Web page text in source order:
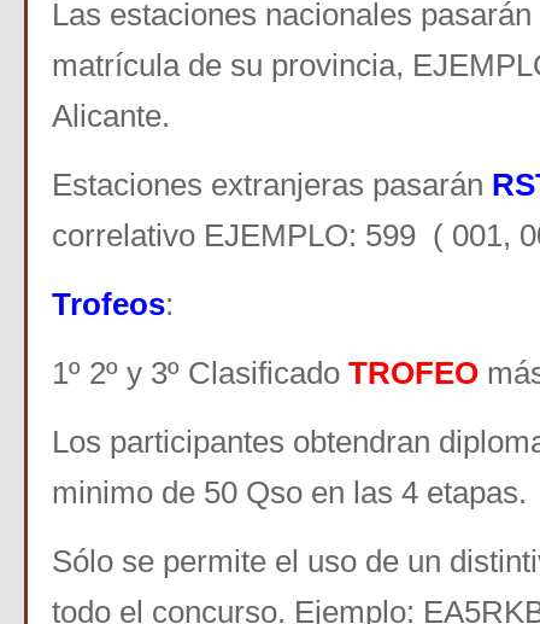
Las estaciones nacionales pasarán
matrícula de su provincia,
Alicante.
Estaciones extranjeras pasarán
correlativo EJEMPLO: 599 ( 001,
Trofeos:
1º 2º y 3º Clasificado TROFEO
Los participantes obtendran
minimo de 50 Qso en las 4 etapas.
Sólo se permite el uso de un
todo el concurso. Ejemplo: